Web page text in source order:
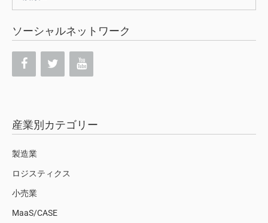
索:
ソーシャルネットワーク
産業別カテゴリー
製造業
ロジスティクス
小売業
MaaS/CASE